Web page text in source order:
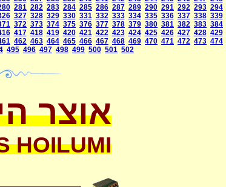
281 282 283 284 285 286 287 289 290 291 292 293 294
327 328 329 330 331 332 333 334 335 336 337 338 339
372 373 374 375 376 377 378 379 380 381 382 383 384
417 418 419 420 421 422 423 424 425 426 427 428 429
462 463 464 465 466 467 468 469 470 471 472 473 474
495 496 497 498 499 500 501 502
אוצר
HOILUMI